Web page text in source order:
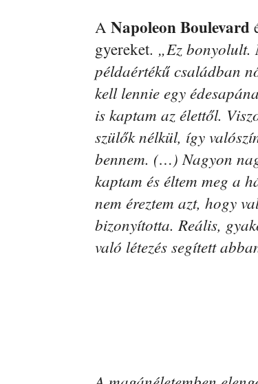
A Napoleon Boulevard
gyereket. „Ez bonyolult.
példaértékű családban
kell lennie egy
is kaptam az élettől.
szülők nélkül, így
bennem. (…) Nagyon
kaptam és éltem meg a
nem éreztem azt, hogy
bizonyította. Reális,
való létezés segített